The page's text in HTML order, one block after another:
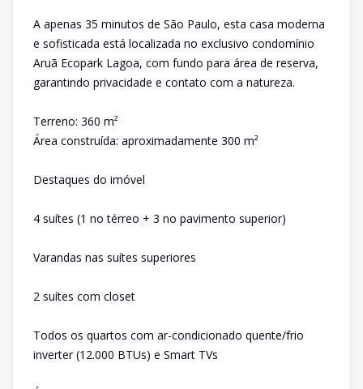
A apenas 35 minutos de São Paulo, esta casa moderna
e sofisticada está localizada no exclusivo condomínio
Aruã Ecopark Lagoa, com fundo para área de reserva,
garantindo privacidade e contato com a natureza.
Terreno: 360 m²
Área construída: aproximadamente 300 m²
Destaques do imóvel
4 suítes (1 no térreo + 3 no pavimento superior)
Varandas nas suítes superiores
2 suítes com closet
Todos os quartos com ar-condicionado quente/frio
inverter (12.000 BTUs) e Smart TVs